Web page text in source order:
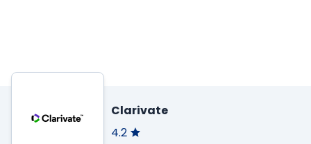
Clarivate
4.2